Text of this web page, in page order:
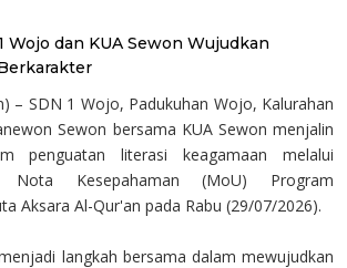
Wojo dan KUA Sewon Wujudkan
– SDN 1 Wojo, Padukuhan Wojo, Kalurahan
Sewon bersama KUA Sewon menjalin
penguatan literasi keagamaan melalui
Nota Kesepahaman (MoU) Program
Aksara Al-Qur'an pada Rabu (29/07/2026).
langkah bersama dalam mewujudkan